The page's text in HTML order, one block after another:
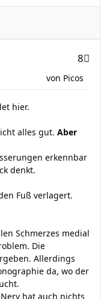
8
von Picos
hier.
alles gut. Aber
erkennbar
denkt.
Fuß verlagert.
Schmerzes medial
Die
Allerdings
da, wo der
hat auch nichts